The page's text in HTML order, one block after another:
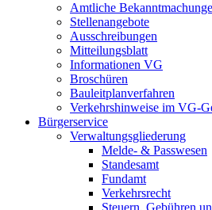
Amtliche
Stellenangebote
Ausschreibungen
Mitteilungsblatt
Informationen VG
Broschüren
Bauleitplanverfahren
Verkehrshinweise im VG-
Bürgerservice
Verwaltungsgliederung
Melde- & Passwesen
Standesamt
Fundamt
Verkehrsrecht
Steuern, Gebühren